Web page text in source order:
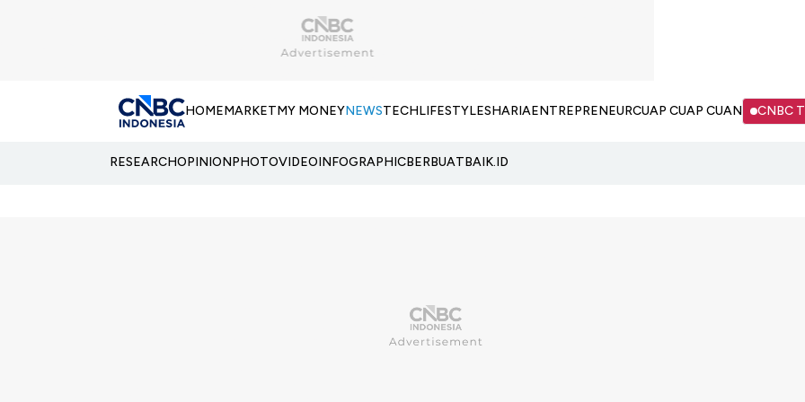
HOMEMARKETMY MONEYNEWSTECHLIFESTYLESHARIAENTREPRENEURCUAP CUAP CUAN CNBC
RESEARCHOPINIONPHOTOVIDEOINFOGRAPHICBERBUATBAIK.ID